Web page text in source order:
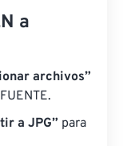
a
archivos”
a JPG” para